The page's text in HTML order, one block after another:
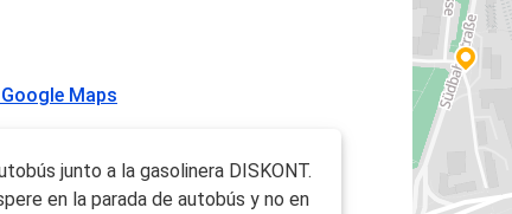
Maps
junto a la gasolinera DISKONT.
en la parada de autobús y no en